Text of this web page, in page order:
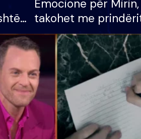
për
Emocione për
takohet me
vajzën dhe
S’kemi ndonjë letër
apo jo?